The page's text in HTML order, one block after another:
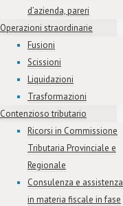
d’azienda, pareri
Operazioni straordinarie
Fusioni
Scissioni
Liquidazioni
Trasformazioni
Contenzioso tributario
Ricorsi in Commissione
Tributaria Provinciale e
Regionale
Consulenza e assistenza
in materia fiscale in fase